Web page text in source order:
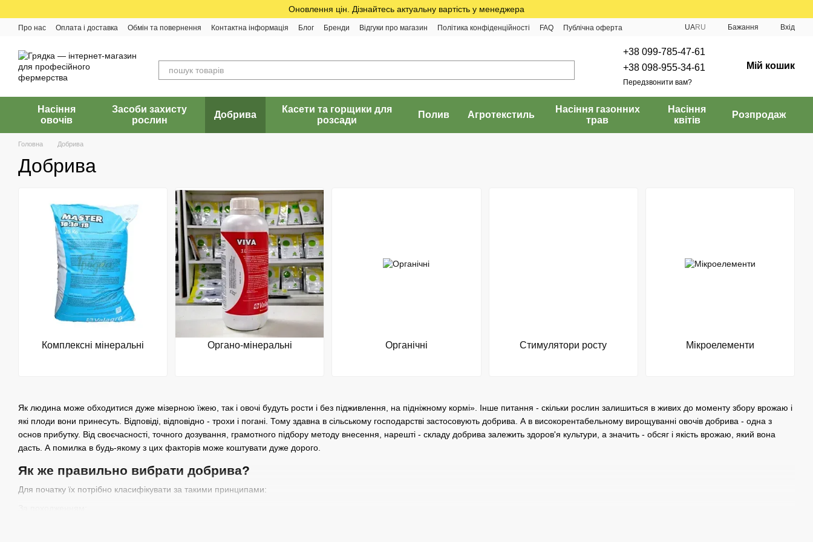
Оновлення цін. Дізнайтесь актуальну вартість у менеджера
Про нас Оплата і доставка Обмін та повернення Контактна інформація Блог Бренди Відгуки про магазин Політика конфіденційності FAQ Публічна оферта UARU Бажання Вхід
+38 099-785-47-61
+38 098-955-34-61
Передзвонити вам?
Мій кошик
Насіння
овочів
Засоби захисту
рослин
Добрива
Касети та горщики для
розсади
Полив Агротекстиль
Насіння газонних
трав
Насіння
квітів
Розпродаж
Головна Добрива
Добрива
Як людина може обходитися дуже мізерною їжею, так і овочі будуть рости і без підживлення, на підніжному кормі». Інше питання - скільки рослин залишиться в живих до моменту збору врожаю і
які плоди вони принесуть. Відповіді, відповідно - трохи і погані. Тому здавна в сільському господарстві застосовують добрива. А в високорентабельному вирощуванні овочів добрива - одна з
основ прибутку. Від своєчасності, точного дозування, грамотного підбору методу внесення, нарешті - складу добрива залежить здоров'я культури, а значить - обсяг і якість врожаю, який вона
дасть. А помилка в будь-якому з цих факторів може коштувати дуже дорого.
Як же правильно вибрати добрива?
Для початку їх потрібно класифікувати за такими принципами:
Комплексні мінеральні Органо-мінеральні Органічні Стимулятори росту Мікроелементи